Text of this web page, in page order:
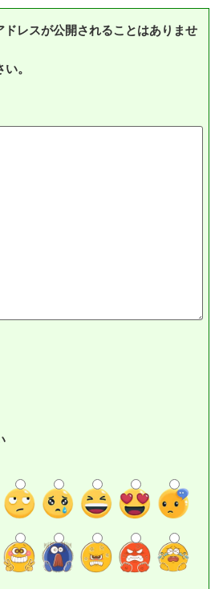
ドレスが公開されることはありませ
。